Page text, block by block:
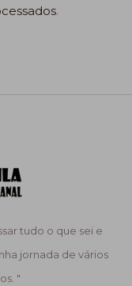
.
tudo o que sei e
jornada de vários
"